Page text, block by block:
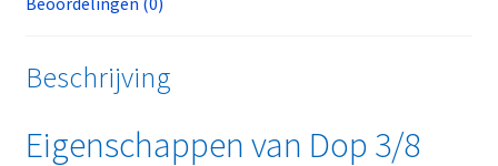
Beschrijving
Eigenschappen van Dop 3/8